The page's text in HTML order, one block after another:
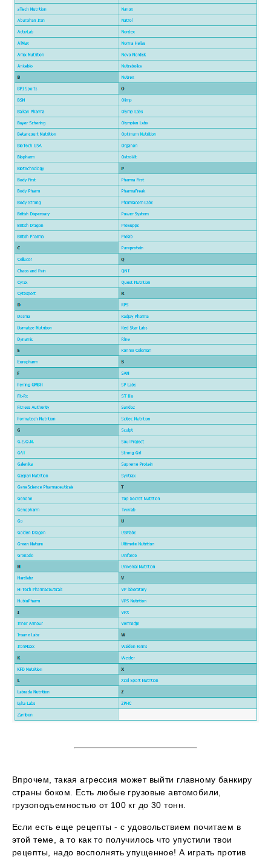
Впрочем, такая агрессия может выйти главному банкиру
страны боком. Есть любые грузовые автомобили,
грузоподъемностью от 100 кг до 30 тонн.
Если есть еще рецепты - с удовольствием почитаем в
этой теме, а то как то получилось что упустили твои
рецепты, надо восполнять упущенное! А играть против